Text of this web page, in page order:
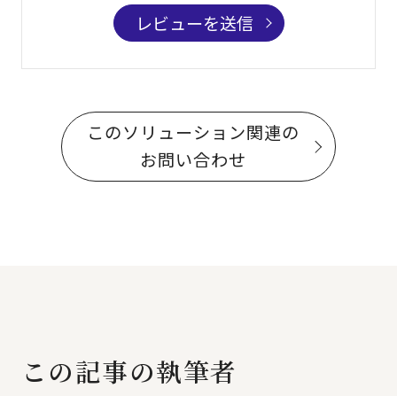
レビューを送信
このソリューション関連の
お問い合わせ
この記事の執筆者